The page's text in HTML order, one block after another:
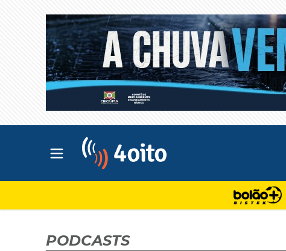
Abrir menu principal
PODCASTS